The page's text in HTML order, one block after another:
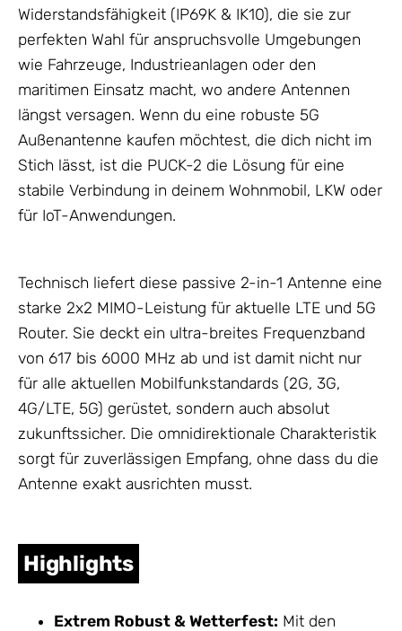
Widerstandsfähigkeit (IP69K & IK10), die sie zur
perfekten Wahl für anspruchsvolle Umgebungen
wie Fahrzeuge, Industrieanlagen oder den
maritimen Einsatz macht, wo andere Antennen
längst versagen. Wenn du eine robuste 5G
Außenantenne kaufen möchtest, die dich nicht im
Stich lässt, ist die PUCK-2 die Lösung für eine
stabile Verbindung in deinem Wohnmobil, LKW oder
für IoT-Anwendungen.
Technisch liefert diese passive 2-in-1 Antenne eine
starke 2x2 MIMO-Leistung für aktuelle LTE und 5G
Router. Sie deckt ein ultra-breites Frequenzband
von 617 bis 6000 MHz ab und ist damit nicht nur
für alle aktuellen Mobilfunkstandards (2G, 3G,
4G/LTE, 5G) gerüstet, sondern auch absolut
zukunftssicher. Die omnidirektionale Charakteristik
sorgt für zuverlässigen Empfang, ohne dass du die
Antenne exakt ausrichten musst.
Highlights
Extrem Robust & Wetterfest: Mit den